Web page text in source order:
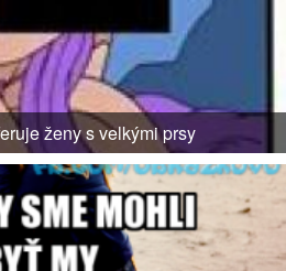
ženy s velkými prsy